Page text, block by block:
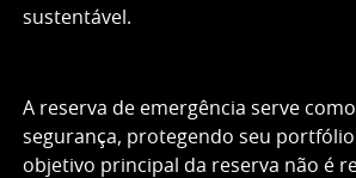
sustentável.
A reserva de emergência serve
segurança, protegendo seu portfólio
objetivo principal da reserva não é